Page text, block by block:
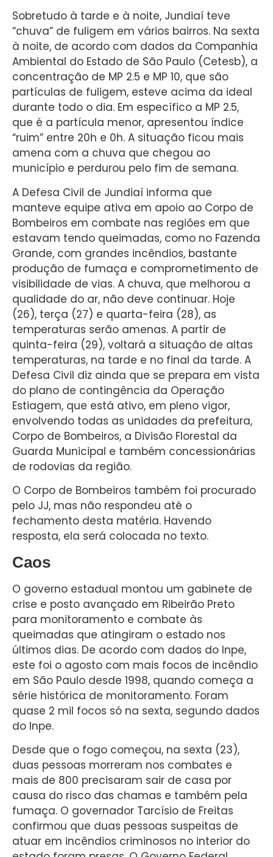
Sobretudo à tarde e à noite, Jundiaí teve
“chuva” de fuligem em vários bairros. Na sexta
à noite, de acordo com dados da Companhia
Ambiental do Estado de São Paulo (Cetesb), a
concentração de MP 2.5 e MP 10, que são
partículas de fuligem, esteve acima da ideal
durante todo o dia. Em específico a MP 2.5,
que é a partícula menor, apresentou índice
“ruim” entre 20h e 0h. A situação ficou mais
amena com a chuva que chegou ao
município e perdurou pelo fim de semana.
A Defesa Civil de Jundiaí informa que
manteve equipe ativa em apoio ao Corpo de
Bombeiros em combate nas regiões em que
estavam tendo queimadas, como no Fazenda
Grande, com grandes incêndios, bastante
produção de fumaça e comprometimento de
visibilidade de vias. A chuva, que melhorou a
qualidade do ar, não deve continuar. Hoje
(26), terça (27) e quarta-feira (28), as
temperaturas serão amenas. A partir de
quinta-feira (29), voltará a situação de altas
temperaturas, na tarde e no final da tarde. A
Defesa Civil diz ainda que se prepara em vista
do plano de contingência da Operação
Estiagem, que está ativo, em pleno vigor,
envolvendo todas as unidades da prefeitura,
Corpo de Bombeiros, a Divisão Florestal da
Guarda Municipal e também concessionárias
de rodovias da região.
O Corpo de Bombeiros também foi procurado
pelo JJ, mas não respondeu até o
fechamento desta matéria. Havendo
resposta, ela será colocada no texto.
Caos
O governo estadual montou um gabinete de
crise e posto avançado em Ribeirão Preto
para monitoramento e combate às
queimadas que atingiram o estado nos
últimos dias. De acordo com dados do Inpe,
este foi o agosto com mais focos de incêndio
em São Paulo desde 1998, quando começa a
série histórica de monitoramento. Foram
quase 2 mil focos só na sexta, segundo dados
do Inpe.
Desde que o fogo começou, na sexta (23),
duas pessoas morreram nos combates e
mais de 800 precisaram sair de casa por
causa do risco das chamas e também pela
fumaça. O governador Tarcísio de Freitas
confirmou que duas pessoas suspeitas de
atuar em incêndios criminosos no interior do